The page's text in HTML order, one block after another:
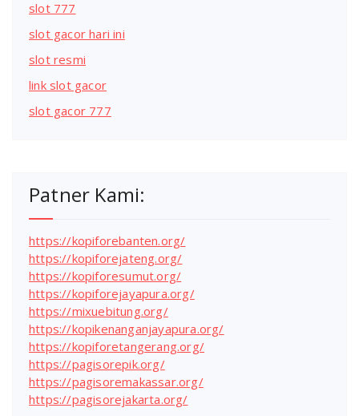
slot 777
slot gacor hari ini
slot resmi
link slot gacor
slot gacor 777
Patner Kami:
https://kopiforebanten.org/
https://kopiforejateng.org/
https://kopiforesumut.org/
https://kopiforejayapura.org/
https://mixuebitung.org/
https://kopikenanganjayapura.org/
https://kopiforetangerang.org/
https://pagisorepik.org/
https://pagisoremakassar.org/
https://pagisorejakarta.org/